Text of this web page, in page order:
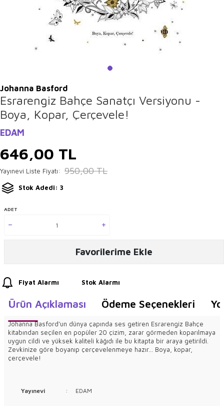
Johanna Basford
Esrarengiz Bahçe Sanatçı Versiyonu -
Boya, Kopar, Çerçevele!
EDAM
646,00 TL
Yayınevi Liste Fiyatı: 950,00TL
Stok Adedi: 3
ADET
Favorilerime Ekle
Fiyat Alarmı Stok Alarmı
Ürün Açıklaması Ödeme Seçenekleri
Johanna Basford’un dünya çapında ses getiren Esrarengiz Bahçe
kitabından seçilen en popüler 20 çizim, zarar görmeden koparılmaya
uygun cildi ve yüksek kaliteli kâğıdı ile bu kitapta bir araya getirildi.
Zevkinize göre boyanıp çerçevelenmeye hazır... Boya, kopar,
çerçevele!
Yayınevi : EDAM